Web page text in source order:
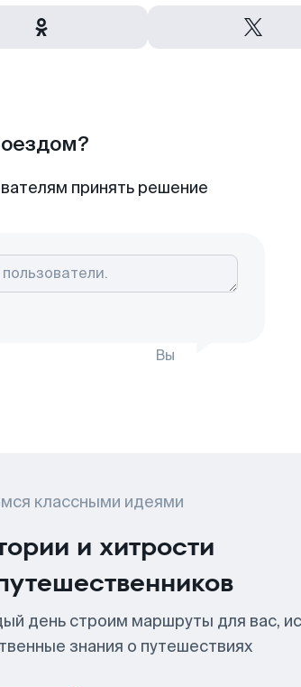
принять решение
Вы
классными идеями
и хитрости
день строим маршруты для вас,
знания о путешествиях